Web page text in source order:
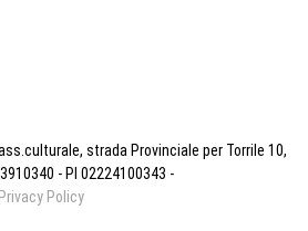
strada Provinciale per Torrile 10,
- PI 02224100343 -
Privacy Policy